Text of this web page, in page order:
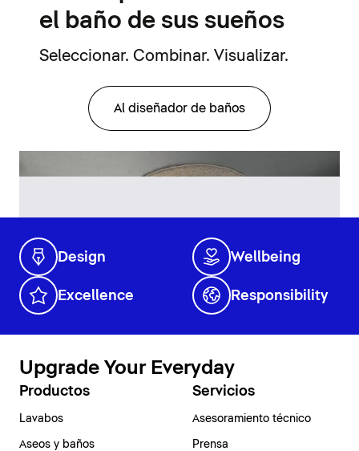
el baño de sus sueños
Seleccionar. Combinar. Visualizar.
Al diseñador de baños
Design Wellbeing
Excellence Responsibility
Upgrade Your Everyday
Productos
Lavabos
Aseos y baños
Servicios
Asesoramiento técnico
Prensa